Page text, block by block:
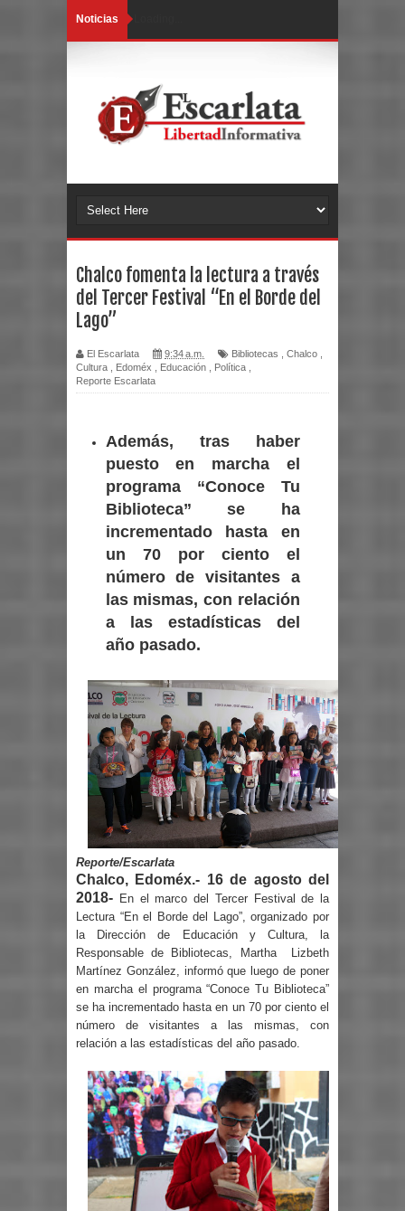
Noticias
Chalco fomenta la lectura a través
del Tercer Festival “En el Borde del
Lago”
El Escarlata 9:34 a.m. Bibliotecas Chalco
Cultura
Edoméx Educación Política
Reporte Escarlata
Además, tras haber
puesto en marcha el
programa “Conoce Tu
Biblioteca” se ha
incrementado hasta en
un 70 por ciento el
número de visitantes a
las mismas, con relación
a las estadísticas del
año pasado.
Reporte/Escarlata
Chalco, Edoméx.- 16 de agosto del
2018- En el marco del Tercer Festival de la
Lectura “En el Borde del Lago”, organizado por
la Dirección de Educación y Cultura, la
Responsable de Bibliotecas, Martha
Lizbeth
Martínez González, informó que luego de poner
en marcha el programa “Conoce Tu Biblioteca”
se ha incrementado hasta en un 70 por ciento el
número de visitantes a las mismas, con
relación a las estadísticas del año pasado.